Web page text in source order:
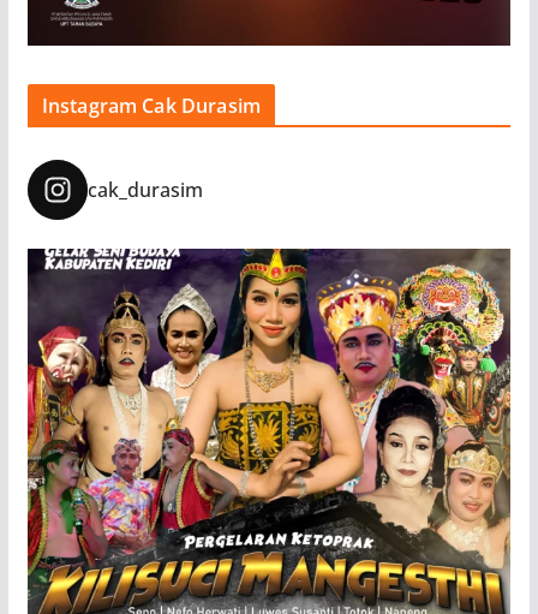
Instagram Cak Durasim
cak_durasim